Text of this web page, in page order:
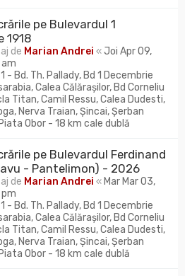
pe Bulevardul 1
1918
de Marian Andrei « Joi Apr 09,
1 - Bd. Th. Pallady, Bd 1 Decembrie
Calea Călărașilor, Bd Corneliu
Titan, Camil Ressu, Calea Dudesti,
Nerva Traian, Șincai, Șerban
Obor - 18 km cale dublă
pe Bulevardul Ferdinand
- Pantelimon) - 2026
de Marian Andrei « Mar Mar 03,
1 - Bd. Th. Pallady, Bd 1 Decembrie
Calea Călărașilor, Bd Corneliu
Titan, Camil Ressu, Calea Dudesti,
Nerva Traian, Șincai, Șerban
Obor - 18 km cale dublă